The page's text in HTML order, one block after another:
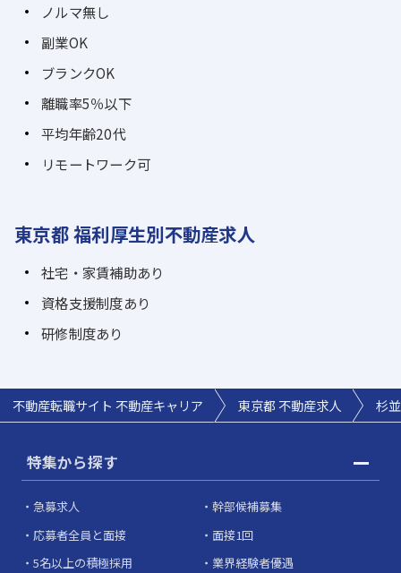
ノルマ無し
副業OK
ブランクOK
離職率5％以下
平均年齢20代
リモートワーク可
東京都 福利厚生別不動産求人
社宅・家賃補助あり
資格支援制度あり
研修制度あり
不動産転職サイト 不動産キャリア 東京都 不動産求人 杉
特集から探す
急募求人
幹部候補募集
応募者全員と面接
面接1回
5名以上の積極採用
業界経験者優遇